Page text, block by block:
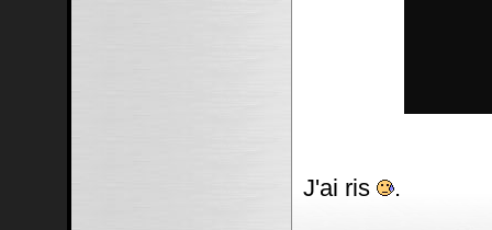
J'ai ris .